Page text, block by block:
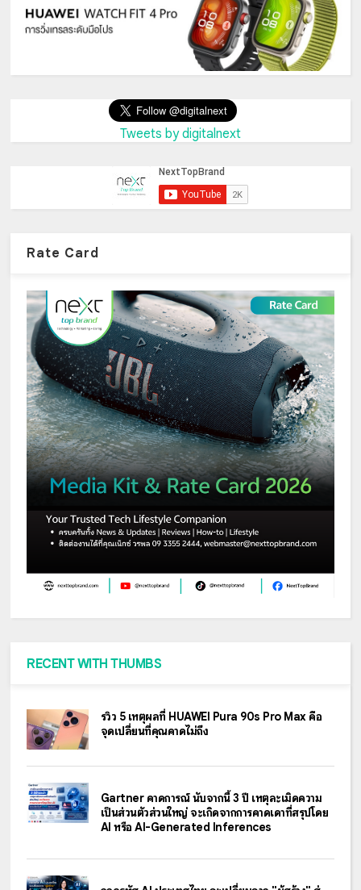
Tweets by digitalnext
Rate Card
RECENT WITH THUMBS
รีวิว 5 เหตุผลที่ HUAWEI Pura 90s Pro Max คือ
จุดเปลี่ยนที่คุณคาดไม่ถึง
Gartner คาดการณ์ นับจากนี้ 3 ปี เหตุละเมิดความ
เป็นส่วนตัวส่วนใหญ่ จะเกิดจากการคาดเดาที่สรุปโดย
AI หรือ AI-Generated Inferences